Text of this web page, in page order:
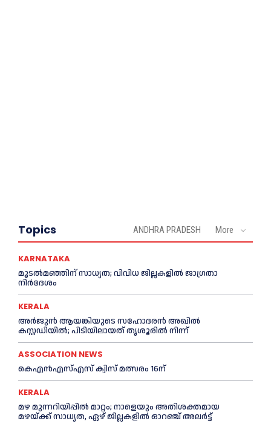
Topics ANDHRA PRADESH More
KARNATAKA
മൂടൽമഞ്ഞിന് സാധ്യത; വിവിധ ജില്ലകളിൽ ജാഗ്രതാ
നിർദേശം
KERALA
അര്‍ജുന്‍ ആയങ്കിയുടെ സഹോദരന്‍ അഖില്‍
കസ്റ്റഡിയില്‍; പിടിയിലായത് തൃശൂരില്‍ നിന്ന്
ASSOCIATION NEWS
കെഎൻഎസ്എസ് ക്വിസ് മത്സരം 16ന്
KERALA
മഴ മുന്നറിയിപ്പിൽ മാറ്റം; നാളെയും അതിശക്തമായ
മഴയ്ക്ക് സാധ്യത, ഏഴ് ജില്ലകളിൽ ഓറഞ്ച് അലർട്ട്